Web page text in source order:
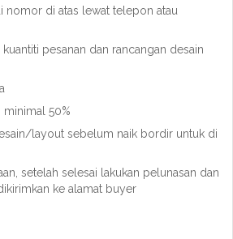
nomor di atas lewat telepon atau
kuantiti pesanan dan rancangan desain
minimal 50%
layout sebelum naik bordir untuk di
setelah selesai lakukan pelunasan dan
ke alamat buyer